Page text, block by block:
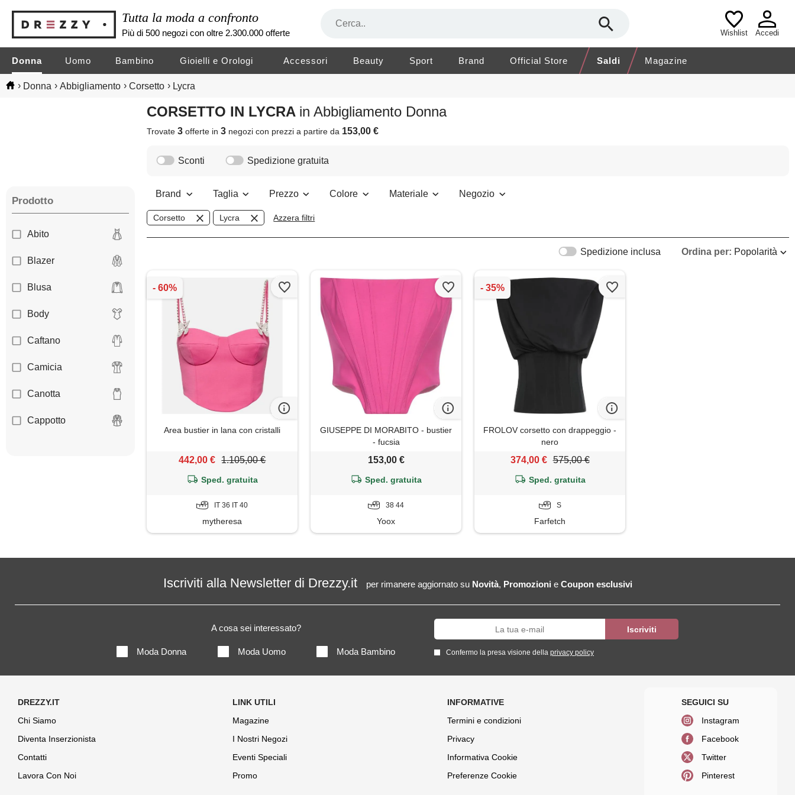
Tutta la moda a confronto
Più di 500 negozi con oltre 2.300.000 offerte Wishlist Accedi
Donna Uomo Bambino Gioielli e Orologi Accessori Beauty Sport Brand Official Store Saldi Magazine
› Donna › Abbigliamento › Corsetto › Lycra
CORSETTO IN LYCRA in Abbigliamento Donna
Trovate3 offerte in3 negozicon prezzi a partire da 153,00 €
Prodotto
Abito
Blazer
Blusa
Body
Caftano
Camicia
Canotta
Cappotto
Giubbotto
Maglietta
Sconti Spedizione gratuita
Brand Taglia Prezzo Colore Materiale Negozio
Corsetto Lycra Azzera filtri
Ordina per: Popolarità
Spedizione inclusa
Area bustier in lana con cristalli
442,00 € 1.105,00 €
Sped. gratuita
IT 36 IT 40
mytheresa
GIUSEPPE DI MORABITO - bustier
- fucsia
153,00 €
Sped. gratuita
38 44
Yoox
FROLOV corsetto con drappeggio -
nero
374,00 € 575,00 €
Sped. gratuita
S
Farfetch
Iscriviti alla Newsletter di Drezzy.it per rimanere aggiornato su Novità, Promozioni e Coupon esclusivi
A cosa sei interessato?
Moda Donna Moda Uomo Moda Bambino Confermo la presa visione della privacy policy
Chi Siamo
Diventa Inserzionista
Contatti
Lavora Con Noi
Magazine
I Nostri Negozi
Eventi Speciali
Promo
Termini e condizioni
Privacy
Informativa Cookie
Preferenze Cookie
Instagram
Facebook
Twitter
Pinterest